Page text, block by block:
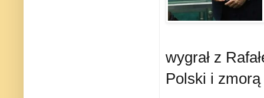
wygrał z
Polski i